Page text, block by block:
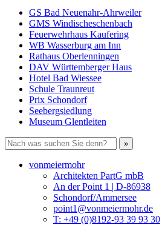
GS Bad Neuenahr-Ahrweiler
GMS Windischeschenbach
Feuerwehrhaus Kaufering
WB Wasserburg am Inn
Rathaus Oberlenningen
DAV Württemberger Haus
Hotel Bad Wiessee
Schule Traunreut
Prix Schondorf
Seebergsiedlung
Museum Glentleiten
vonmeiermohr
Architekten PartG mbB
An der Point 1 | D-86938
Schondorf/Ammersee
point1@vonmeiermohr.de
T: +49 (0)8192-93 39 93 30